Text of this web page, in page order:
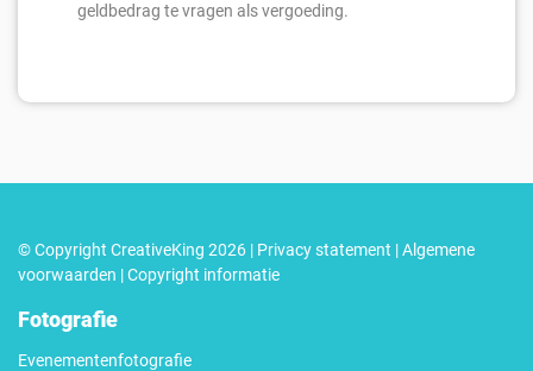
geldbedrag te vragen als vergoeding.
Fotografie
Evenementenfotografie
© Copyright CreativeKing 2026 | Privacy statement |Algemene
voorwaarden |Copyright informatie